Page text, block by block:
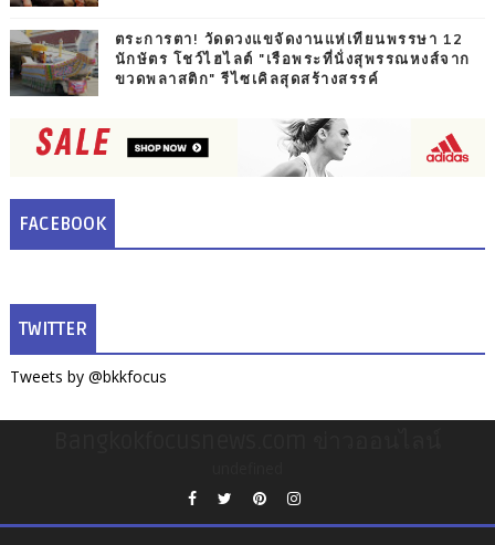
ตระการตา! วัดดวงแขจัดงานแห่เทียนพรรษา 12
นักษัตร โชว์ไฮไลต์ "เรือพระที่นั่งสุพรรณหงส์จาก
ขวดพลาสติก" รีไซเคิลสุดสร้างสรรค์
FACEBOOK
TWITTER
Tweets by @bkkfocus